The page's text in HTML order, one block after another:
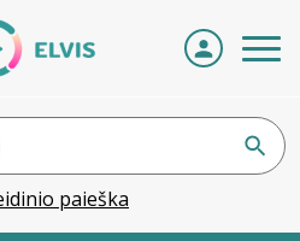
paieška